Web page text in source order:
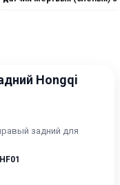
Hongqi
задний для